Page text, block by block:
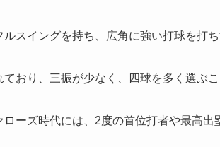
スイングを持ち、広角に強い打球を打ち
おり、三振が少なく、四球を多く選ぶ
ローズ時代には、2度の首位打者や最高